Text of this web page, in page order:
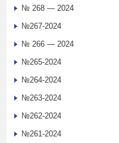
№ 268 — 2024
№267-2024
№ 266 — 2024
№265-2024
№264-2024
№263-2024
№262-2024
№261-2024